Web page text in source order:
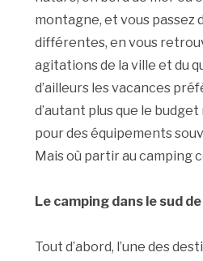
montagne, et vous passez
différentes, en vous
agitations de la ville et du
d’ailleurs les vacances
d’autant plus que le
pour des équipements
Mais où partir au camping
Le camping dans le sud
Tout d’abord, l’une des